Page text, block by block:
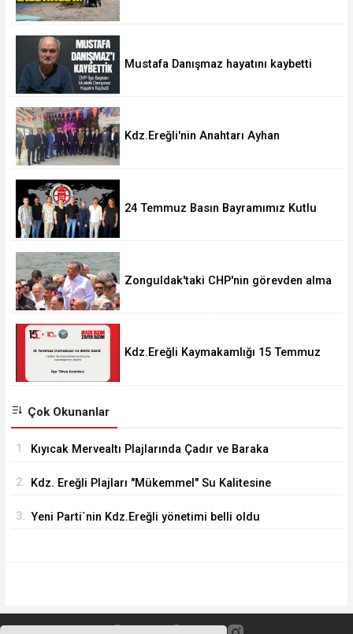
Mustafa Danışmaz hayatını kaybetti
Kdz.Ereğli'nin Anahtarı Ayhan
24 Temmuz Basın Bayramımız Kutlu
Zonguldak'taki CHP'nin görevden alma
Kdz.Ereğli Kaymakamlığı 15 Temmuz
Çok Okunanlar
1. Kıyıcak Mervealtı Plajlarında Çadır ve Baraka
2. Kdz. Ereğli Plajları "Mükemmel" Su Kalitesine
3. Yeni Parti`nin Kdz.Ereğli yönetimi belli oldu